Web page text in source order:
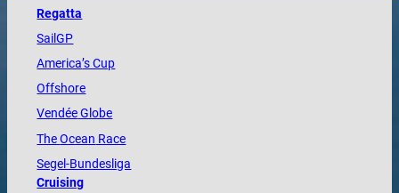
Regatta
SailGP
America’s Cup
Offshore
VendéeGlobe
TheOcean Race
Segel-Bundesliga
Cruising